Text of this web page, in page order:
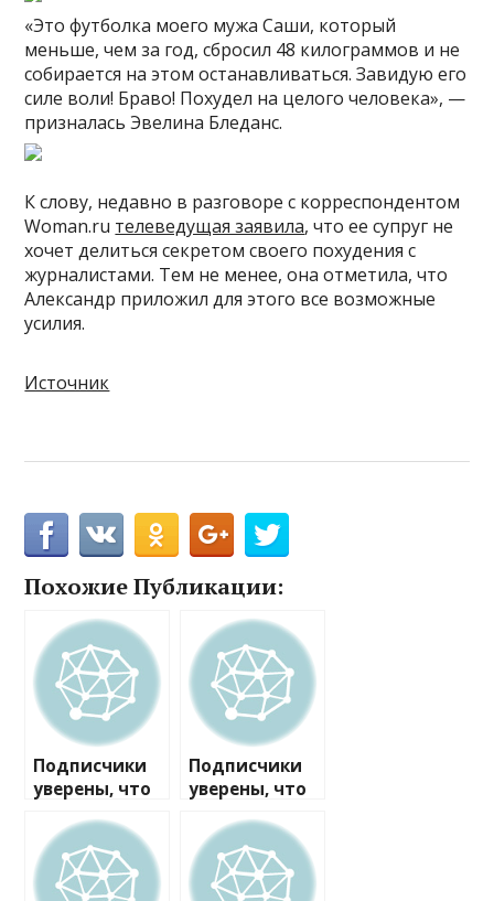
«Это футболка моего мужа Саши, который
меньше, чем за год, сбросил 48 килограммов и не
собирается на этом останавливаться. Завидую его
силе воли! Браво! Похудел на целого человека», —
призналась Эвелина Бледанс.
К слову, недавно в разговоре с корреспондентом
Woman.ru телеведущая заявила, что ее супруг не
хочет делиться секретом своего похудения с
журналистами. Тем не менее, она отметила, что
Александр приложил для этого все возможные
усилия.
Источник
Похожие Публикации:
Подписчики
уверены, что
Эвелина
Бледанс
сделала
Подписчики
уверены, что
Эвелина
Бледанс
сделала